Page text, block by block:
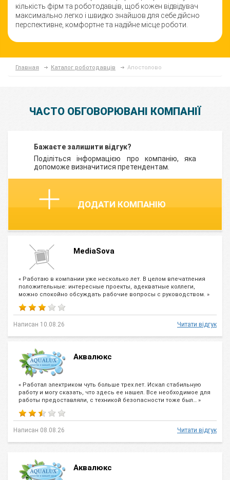
кількість фірм та роботодавців, щоб кожен відвідувач
максимально легко і швидко знайшов для себе дійсно
перспективне, комфортне та надійне місце роботи.
Главная Каталог роботодавців Апостолово
ЧАСТО ОБГОВОРЮВАНІ КОМПАНІЇ
Бажаєте залишити відгук?
Поділіться інформацією про компанію, яка
допоможе визначитися претендентам.
ДОДАТИ КОМПАНІЮ
MediaSova
« Работаю в компании уже несколько лет. В целом впечатления
положительные: интересные проекты, адекватные коллеги,
можно спокойно обсуждать рабочие вопросы с руководством. »
Написан 10.08.26 Читати відгук
Аквалюкс
« Работал электриком чуть больше трех лет. Искал стабильную
работу и могу сказать, что здесь ее нашел. Все необходимое для
работы предоставляли, с техникой безопасности тоже был… »
Написан 08.08.26 Читати відгук
Аквалюкс